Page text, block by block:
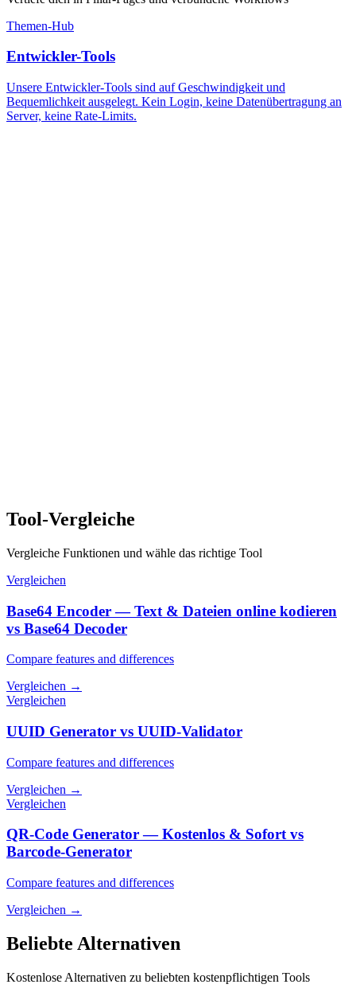
Themen-Hub
Entwickler-Tools
Unsere Entwickler-Tools sind auf Geschwindigkeit und
Bequemlichkeit ausgelegt. Kein Login, keine Datenübertragung an
Server, keine Rate-Limits.
Tool-Vergleiche
Vergleiche Funktionen und wähle das richtige Tool
Vergleichen
Base64 Encoder — Text & Dateien online kodieren
vs Base64 Decoder
Compare features and differences
Vergleichen →
Vergleichen
UUID Generator vs UUID-Validator
Compare features and differences
Vergleichen →
Vergleichen
QR-Code Generator — Kostenlos & Sofort vs
Barcode-Generator
Compare features and differences
Vergleichen →
Beliebte Alternativen
Kostenlose Alternativen zu beliebten kostenpflichtigen Tools